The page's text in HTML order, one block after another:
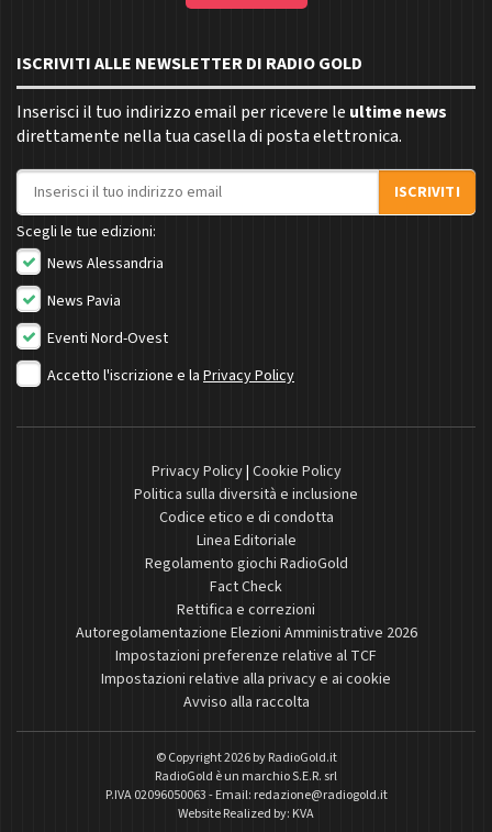
ISCRIVITI ALLE NEWSLETTER DI RADIO GOLD
Inserisci il tuo indirizzo email per ricevere le ultime news
direttamente nella tua casella di posta elettronica.
Indirizzo email
ISCRIVITI
Scegli le tue edizioni:
News Alessandria
News Pavia
Eventi Nord-Ovest
Accetto l'iscrizione e la Privacy Policy
Privacy Policy| Cookie Policy
Politica sulla diversità e inclusione
Codice etico e di condotta
Linea Editoriale
Regolamento giochi RadioGold
Fact Check
Rettifica e correzioni
Autoregolamentazione Elezioni Amministrative 2026
Impostazioni preferenze relative al TCF
Impostazioni relative alla privacy e ai cookie
Avviso alla raccolta
© Copyright 2026 byRadioGold.it
RadioGold è un marchio S.E.R. srl
P.IVA 02096050063 - Email: redazione@radiogold.it
Website Realized by: KVA